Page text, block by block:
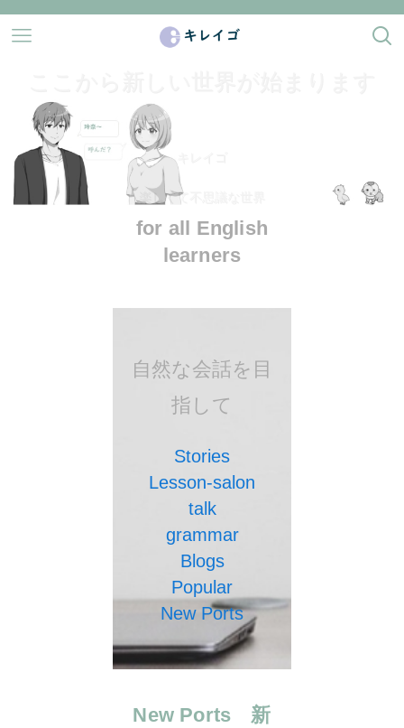
楽しくて不思議な世界
for all English
learners
自然な会話を目
指して
Stories
Lesson-salon
talk
grammar
Blogs
Popular
New Ports
New Ports 新